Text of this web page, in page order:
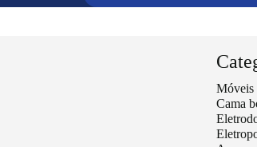
Móveis
Cama